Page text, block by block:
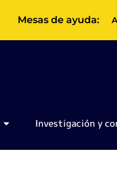
Mesas de ayuda:
Investigación y